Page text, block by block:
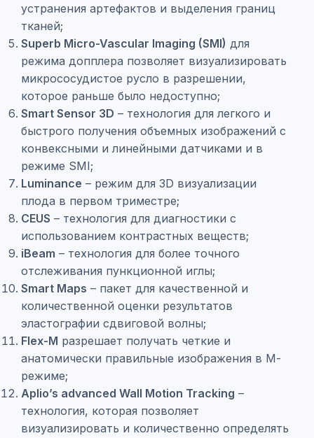
устранения артефактов и выделения границ
тканей;
Superb Micro-Vascular Imaging (SMI) для
режима допплера позволяет визуализировать
микрососудистое русло в разрешении,
которое раньше было недоступно;
Smart Sensor 3D – технология для легкого и
быстрого получения объемных изображений с
конвексными и линейными датчиками и в
режиме SMI;
Luminance – режим для 3D визуализации
плода в первом триместре;
CEUS – технология для диагностики с
использованием контрастных веществ;
iBeam – технология для более точного
отслеживания пункционной иглы;
Smart Maps – пакет для качественной и
количественной оценки результатов
эластографии сдвиговой волны;
Flex-M разрешает получать четкие и
анатомически правильные изображения в М-
режиме;
Aplio’s advanced Wall Motion Tracking –
технология, которая позволяет
визуализировать и количественно определять